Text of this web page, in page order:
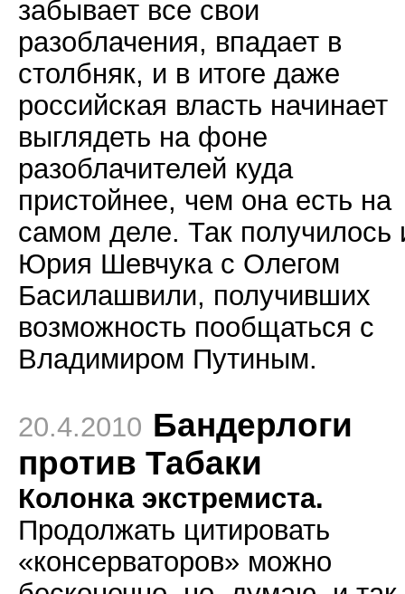
забывает все свои
разоблачения, впадает в
столбняк, и в итоге даже
российская власть начинает
выглядеть на фоне
разоблачителей куда
пристойнее, чем она есть на
самом деле. Так получилось
Юрия Шевчука с Олегом
Басилашвили, получивших
возможность пообщаться с
Владимиром Путиным.
20.4.2010 Бандерлоги
против Табаки
Колонка экстремиста.
Продолжать цитировать
«консерваторов» можно